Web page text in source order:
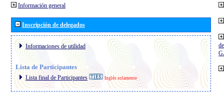
Información general
Inscripción de delegados
Informaciones de utilidad
Lista de Participantes
Lista final de Participantes Inglés solamente